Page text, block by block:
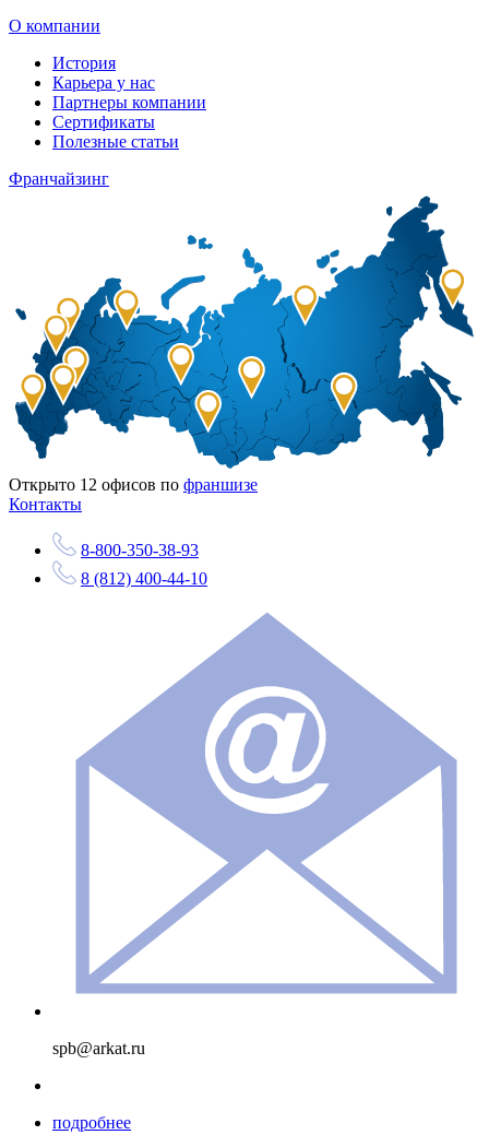
О компании
История
Карьера у нас
Партнеры компании
Сертификаты
Полезные статьи
Франчайзинг
Открыто 12 офисов по франшизе
Контакты
8-800-350-38-93
8 (812) 400-44-10
spb@arkat.ru
подробнее